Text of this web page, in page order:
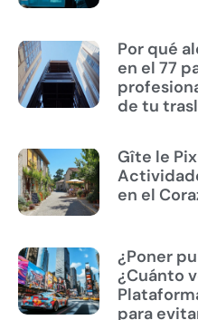
Por qué
en el 77
de tu
Gîte le
en el
¿Poner
¿Cuánto
para